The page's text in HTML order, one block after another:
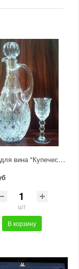
Прибор для вина "Купеческий" 6207 1000/33
шт
В корзину